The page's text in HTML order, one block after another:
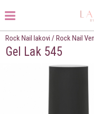
Rock Nail lakovi /Rock Nail
Gel Lak 545